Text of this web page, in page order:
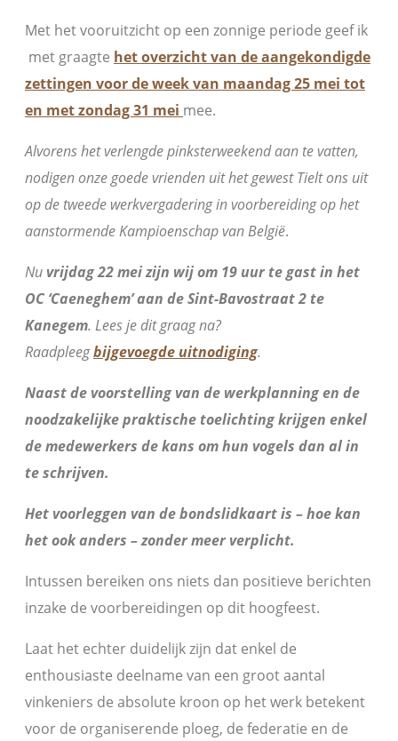
Met het vooruitzicht op een zonnige periode geef ik
met graagte het overzicht van de aangekondigde
zettingen voor de week van maandag 25 mei tot
en met zondag 31 mei mee.
Alvorens het verlengde pinksterweekend aan te vatten,
nodigen onze goede vrienden uit het gewest Tielt ons uit
op de tweede werkvergadering in voorbereiding op het
aanstormende Kampioenschap van België.
Nu vrijdag 22 mei zijn wij om 19 uur te gast in het
OC ‘Caeneghem’ aan de Sint-Bavostraat 2 te
Kanegem. Lees je dit graag na?
Raadpleegbijgevoegde uitnodiging.
Naast de voorstelling van de werkplanning en de
noodzakelijke praktische toelichting krijgen enkel
de medewerkers de kans om hun vogels dan al in
te schrijven.
Het voorleggen van de bondslidkaart is – hoe kan
het ook anders – zonder meer verplicht.
Intussen bereiken ons niets dan positieve berichten
inzake de voorbereidingen op dit hoogfeest.
Laat het echter duidelijk zijn dat enkel de
enthousiaste deelname van een groot aantal
vinkeniers de absolute kroon op het werk betekent
voor de organiserende ploeg, de federatie en de